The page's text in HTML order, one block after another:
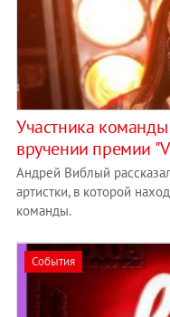
Участника
вручении премии
Андрей Виблый
артистки, в которой
команды.
События